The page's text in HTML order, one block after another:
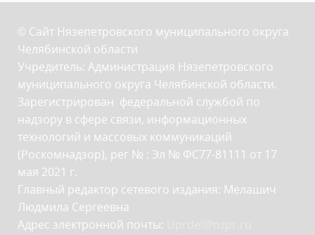
© Сайт Нязепетровского муниципального округа
Челябинской области
Учредитель: Администрация Нязепетровского
муниципального округа Челябинской области.
Зарегистрирован федеральной службой по
надзору в сфере связи, информационных
технологий и массовых коммуникаций
(Роскомнадзор), рег № : Эл № ФС77-81111 от 17
мая 2021 г.
Главный редактор сетевого издания: Мелашич
Людмила Сергеевна
Адрес электронной почты: